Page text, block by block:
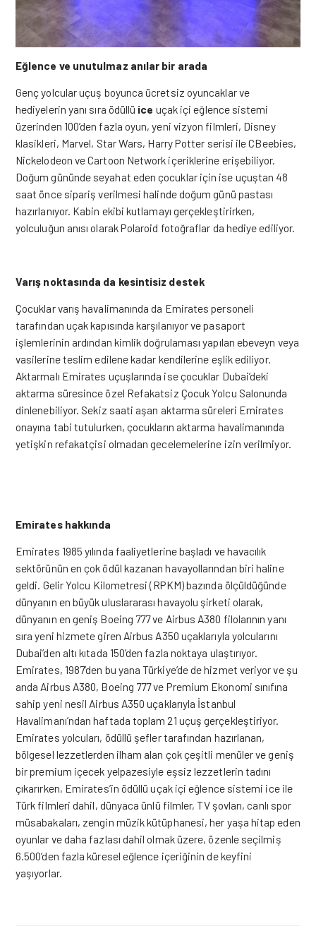
Eğlence ve unutulmaz anılar bir arada
Genç yolcular uçuş boyunca ücretsiz oyuncaklar ve
hediyelerin yanı sıra ödüllü ice uçak içi eğlence sistemi
üzerinden 100’den fazla oyun, yeni vizyon filmleri, Disney
klasikleri, Marvel, Star Wars, Harry Potter serisi ile CBeebies,
Nickelodeon ve Cartoon Network içeriklerine erişebiliyor.
Doğum gününde seyahat eden çocuklar için ise uçuştan 48
saat önce sipariş verilmesi halinde doğum günü pastası
hazırlanıyor. Kabin ekibi kutlamayı gerçekleştirirken,
yolculuğun anısı olarak Polaroid fotoğraflar da hediye ediliyor.
Varış noktasında da kesintisiz destek
Çocuklar varış havalimanında da Emirates personeli
tarafından uçak kapısında karşılanıyor ve pasaport
işlemlerinin ardından kimlik doğrulaması yapılan ebeveyn veya
vasilerine teslim edilene kadar kendilerine eşlik ediliyor.
Aktarmalı Emirates uçuşlarında ise çocuklar Dubai’deki
aktarma süresince özel Refakatsiz Çocuk Yolcu Salonunda
dinlenebiliyor. Sekiz saati aşan aktarma süreleri Emirates
onayına tabi tutulurken, çocukların aktarma havalimanında
yetişkin refakatçisi olmadan gecelemelerine izin verilmiyor.
Emirates hakkında
Emirates 1985 yılında faaliyetlerine başladı ve havacılık
sektörünün en çok ödül kazanan havayollarından biri haline
geldi. Gelir Yolcu Kilometresi (RPKM) bazında ölçüldüğünde
dünyanın en büyük uluslararası havayolu şirketi olarak,
dünyanın en geniş Boeing 777 ve Airbus A380 filolarının yanı
sıra yeni hizmete giren Airbus A350 uçaklarıyla yolcularını
Dubai’den altı kıtada 150’den fazla noktaya ulaştırıyor.
Emirates, 1987’den bu yana Türkiye’de de hizmet veriyor ve şu
anda Airbus A380, Boeing 777 ve Premium Ekonomi sınıfına
sahip yeni nesil Airbus A350 uçaklarıyla İstanbul
Havalimanı’ndan haftada toplam 21 uçuş gerçekleştiriyor.
Emirates yolcuları, ödüllü şefler tarafından hazırlanan,
bölgesel lezzetlerden ilham alan çok çeşitli menüler ve geniş
bir premium içecek yelpazesiyle eşsiz lezzetlerin tadını
çıkarırken, Emirates’in ödüllü uçak içi eğlence sistemi ice ile
Türk filmleri dahil, dünyaca ünlü filmler, TV şovları, canlı spor
müsabakaları, zengin müzik kütüphanesi, her yaşa hitap eden
oyunlar ve daha fazlası dahil olmak üzere, özenle seçilmiş
6.500’den fazla küresel eğlence içeriğinin de keyfini
yaşıyorlar.